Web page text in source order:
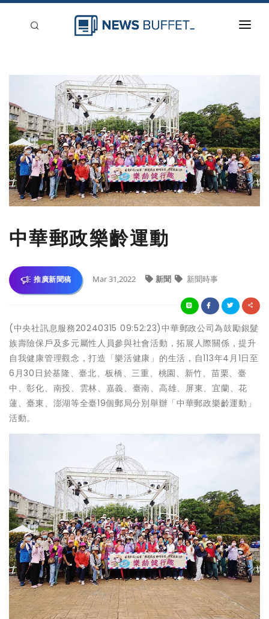
新聞稿分類
刊登
中華郵政樂齡運動
推廣新聞稿 Mar 31,2022 新聞 新聞時事
(中央社訊息服務20240315 09:52:23)中華郵政公司為鼓勵銀髮
族壽險保戶及多元屬性人員參與社會活動，拓展人際關係，提升
自我健康管理觀念，打造「樂活健康」的生活，自113年4月1日至
6月30日於基隆、臺北、板橋、三重、桃園、新竹、苗栗、臺
中、彰化、南投、雲林、嘉義、臺南、高雄、屏東、宜蘭、花
蓮、臺東、澎湖等全臺19個郵局分別舉辦「中華郵政樂齡運動」
活動。